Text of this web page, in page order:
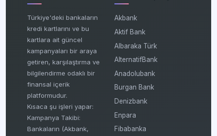
Türkiye'deki bankaların
kredi kartlarını ve bu
kartlara ait güncel
kampanyaları bir araya
getiren, karşılaştırma ve
bilgilendirme odaklı bir
finansal içerik
platformudur.
Kısaca şu işleri yapar:
Kampanya Takibi:
Bankaların (Akbank,
Akbank
Aktif Bank
Albaraka Türk
AlternatifBank
Anadolubank
Burgan Bank
Denizbank
Enpara
Fibabanka